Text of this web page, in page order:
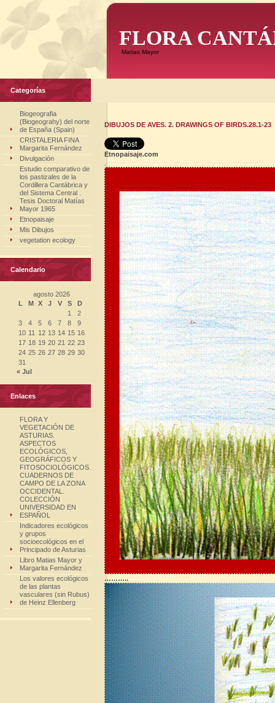
FLORA
Matias Mayor
Categorías
Biogeografia
(Biogeograhy) del norte
de España (Spain)
CRISTALERIA FINA
Margarita Fernández
Divulgación
Estudio comparativo de
los pastizales de la
Cordillera Cantábrica y
del Sistema Central .
Tesis Doctoral Matías
Mayor 1965
Etnopaisaje
Mis Dibujos
vegetation ecology
Calendario
agosto 2026
L
M X J V S
D
1
2
3
4 5 6 7 8
9
10 11 12 13 14 15 16
17 18 19 20 21 22 23
24 25 26 27 28 29 30
31
« Jul
Enlaces
FLORA Y
VEGETACIÓN DE
ASTURIAS.
ASPECTOS
ECOLÓGICOS,
GEOGRÁFICOS Y
FITOSOCIOLÓGICOS.
CUADERNOS DE
CAMPO DE LA ZONA
OCCIDENTAL.
COLECCIÓN
UNIVERSIDAD EN
ESPAÑOL
Indicadores ecológicos
y grupos
socioecológicos en el
Principado de Asturias
Libro Matias Mayor y
Margarita Fernández
Los valores ecológicos
de las plantas
vasculares (sin Rubus)
de Heinz Ellenberg
DIBUJOS DE AVES. 2. DRAWINGS OF BIRDS.28.1-23
Etnopaisaje.com
………..